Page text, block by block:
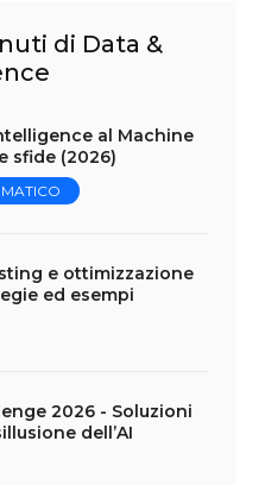
di Data &
al Machine
sfide (2026)
e ottimizzazione
ed esempi
2026 - Soluzioni
dell’AI